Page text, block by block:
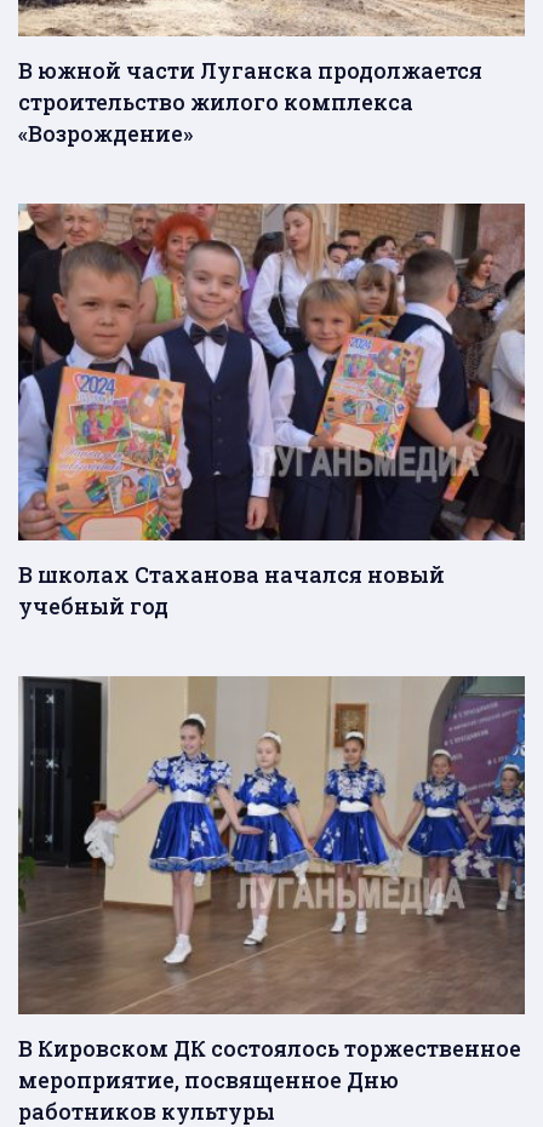
В южной части Луганска продолжается
строительство жилого комплекса
«Возрождение»
В школах Стаханова начался новый
учебный год
В Кировском ДК состоялось торжественное
мероприятие, посвященное Дню
работников культуры